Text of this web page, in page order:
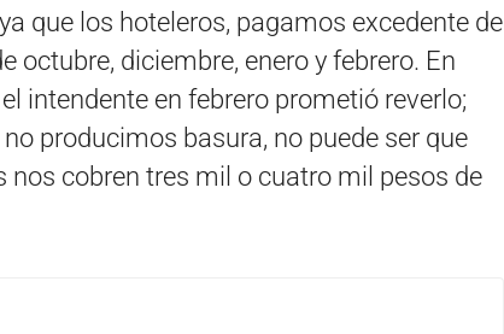
que los hoteleros, pagamos excedente de
octubre, diciembre, enero y febrero. En
intendente en febrero prometió reverlo;
producimos basura, no puede ser que
nos cobren tres mil o cuatro mil pesos de